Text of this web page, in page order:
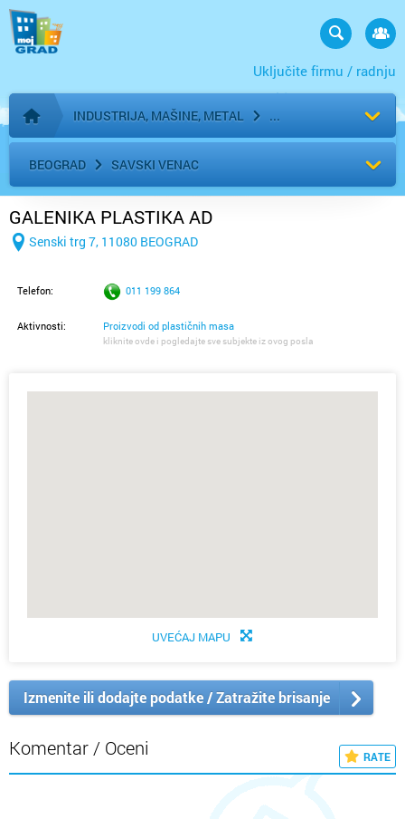
Uključite firmu / radnju
Početna stranica
INDUSTRIJA, MAŠINE, METAL
BEOGRAD SAVSKI VENAC
GALENIKA PLASTIKA AD
Senski trg 7, 11080 BEOGRAD
Telefon: 011 199 864
Aktivnosti: Proizvodi od plastičnih masa
kliknite ovde i pogledajte sve subjekte iz ovog posla
UVEĆAJ MAPU
Izmenite ili dodajte podatke / Zatražite brisanje
Komentar / Oceni RATE